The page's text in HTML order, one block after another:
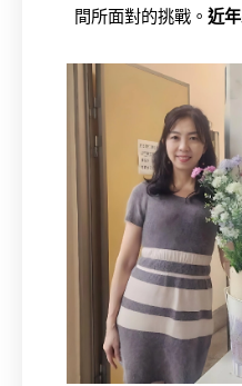
間所面對的挑戰。 近
師專業常被忽視，讓
導工作時感到